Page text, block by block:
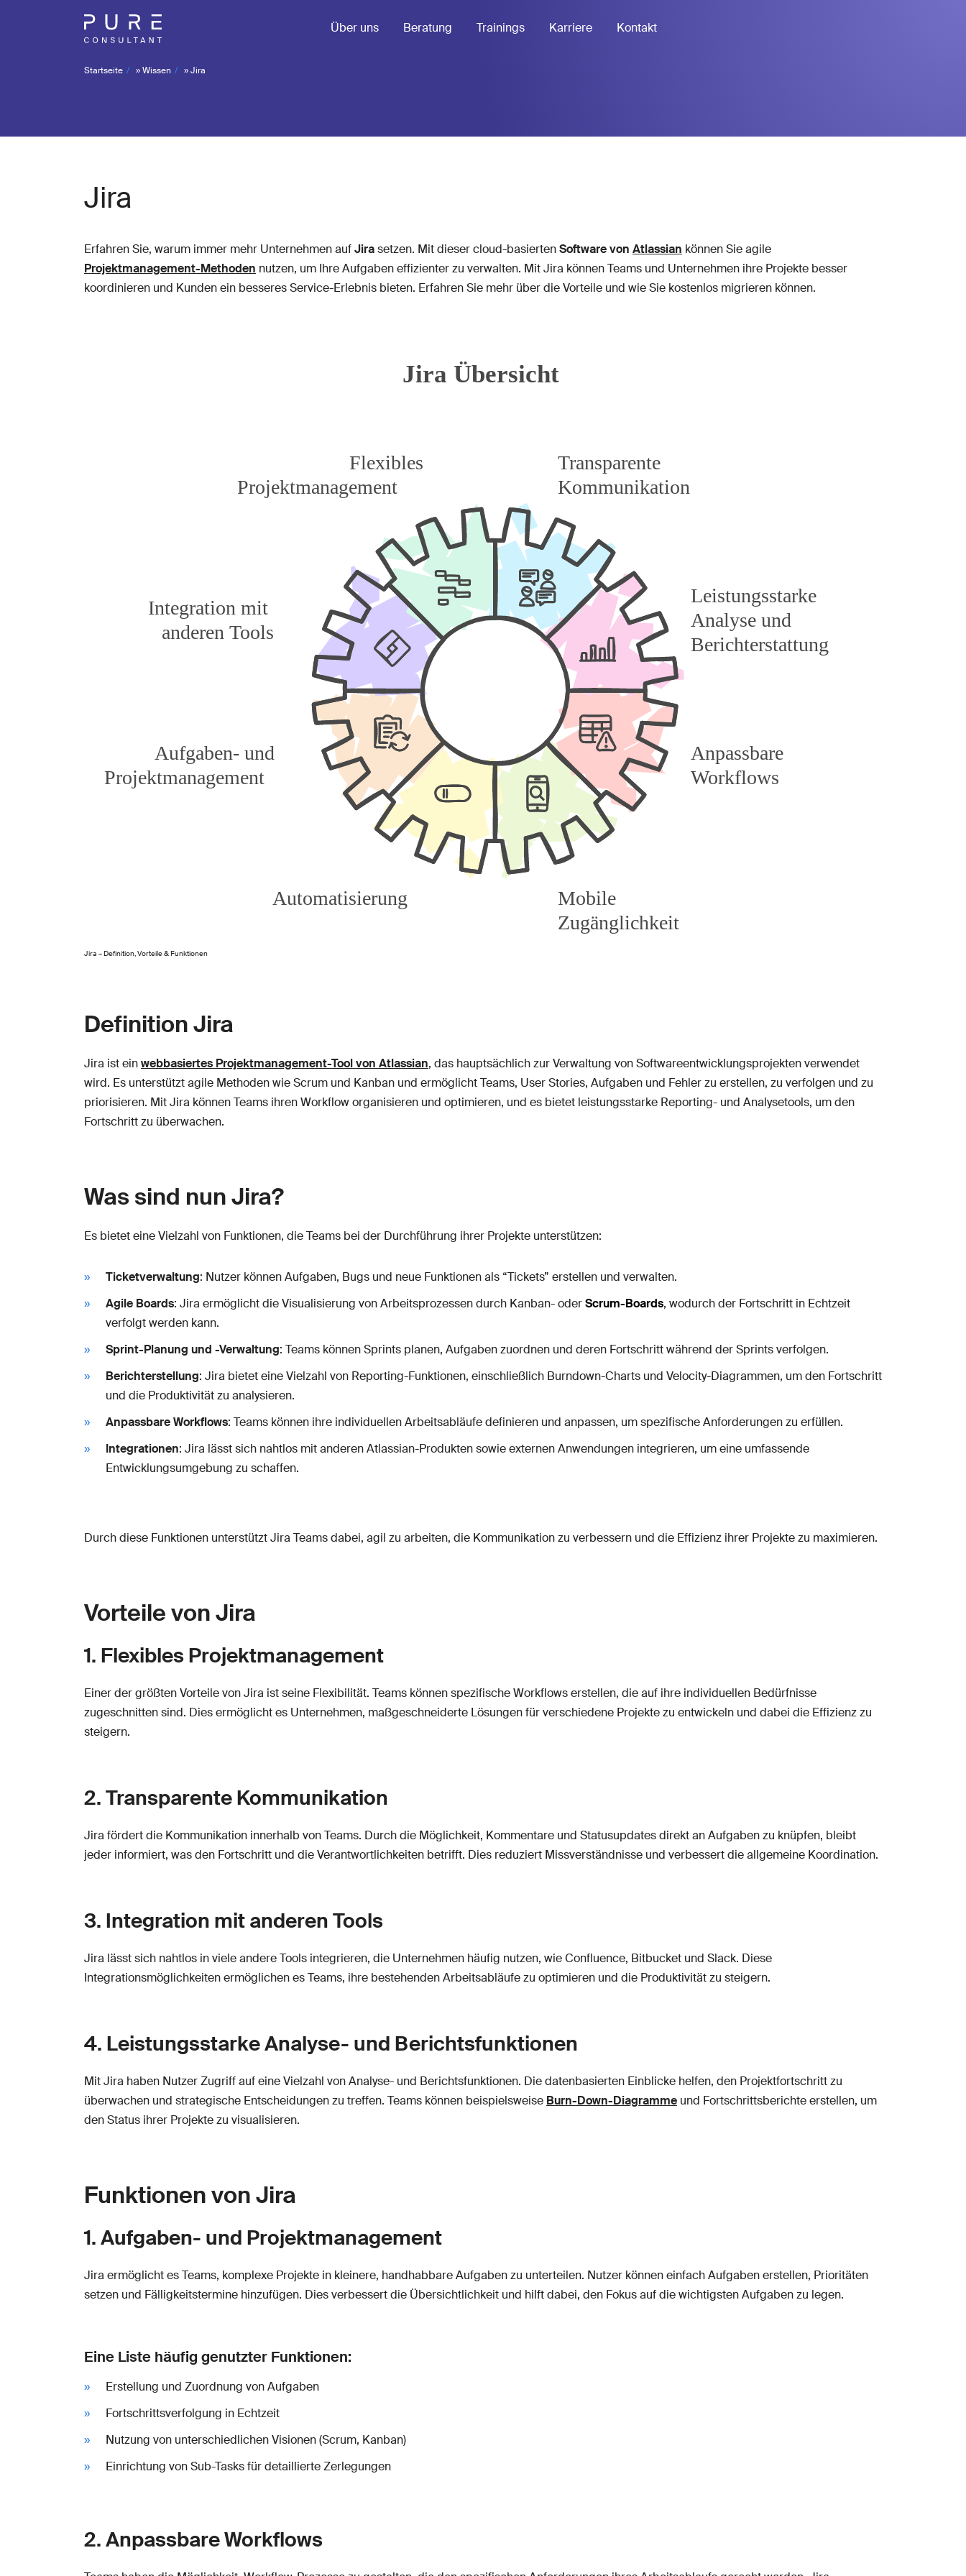
Über uns Beratung Trainings Karriere Kontakt
Startseite »Wissen »Jira
Jira
Erfahren Sie, warum immer mehr Unternehmen aufJirasetzen. Mit dieser cloud-basiertenSoftware von Atlassian können Sie agile
Projektmanagement-Methoden nutzen, um Ihre Aufgaben effizienter zu verwalten. Mit Jira können Teams und Unternehmen ihre Projekte besser
koordinieren und Kunden ein besseres Service-Erlebnis bieten. Erfahren Sie mehr über die Vorteile und wie Sie kostenlos migrieren können.
Jira – Definition, Vorteile & Funktionen
Definition Jira
Jira ist einwebbasiertes Projektmanagement-Tool von Atlassian, das hauptsächlich zur Verwaltung von Softwareentwicklungsprojekten verwendet
wird. Es unterstützt agile Methoden wie Scrum und Kanban und ermöglicht Teams, User Stories, Aufgaben und Fehler zu erstellen, zu verfolgen und zu
priorisieren. Mit Jira können Teams ihren Workflow organisieren und optimieren, und es bietet leistungsstarke Reporting- und Analysetools, um den
Fortschritt zu überwachen.
Was sind nun Jira?
Es bietet eine Vielzahl von Funktionen, die Teams bei der Durchführung ihrer Projekte unterstützen:
Ticketverwaltung: Nutzer können Aufgaben, Bugs und neue Funktionen als “Tickets” erstellen und verwalten.
Agile Boards: Jira ermöglicht die Visualisierung von Arbeitsprozessen durch Kanban- oderScrum-Boards, wodurch der Fortschritt in Echtzeit
verfolgt werden kann.
Sprint-Planung und -Verwaltung: Teams können Sprints planen, Aufgaben zuordnen und deren Fortschritt während der Sprints verfolgen.
Berichterstellung: Jira bietet eine Vielzahl von Reporting-Funktionen, einschließlich Burndown-Charts und Velocity-Diagrammen, um den Fortschritt
und die Produktivität zu analysieren.
Anpassbare Workflows: Teams können ihre individuellen Arbeitsabläufe definieren und anpassen, um spezifische Anforderungen zu erfüllen.
Integrationen: Jira lässt sich nahtlos mit anderen Atlassian-Produkten sowie externen Anwendungen integrieren, um eine umfassende
Entwicklungsumgebung zu schaffen.
Durch diese Funktionen unterstützt Jira Teams dabei, agil zu arbeiten, die Kommunikation zu verbessern und die Effizienz ihrer Projekte zu maximieren.
Vorteile von Jira
1. Flexibles Projektmanagement
Einer der größten Vorteile von Jira ist seine Flexibilität. Teams können spezifische Workflows erstellen, die auf ihre individuellen Bedürfnisse
zugeschnitten sind. Dies ermöglicht es Unternehmen, maßgeschneiderte Lösungen für verschiedene Projekte zu entwickeln und dabei die Effizienz zu
steigern.
2. Transparente Kommunikation
Jira fördert die Kommunikation innerhalb von Teams. Durch die Möglichkeit, Kommentare und Statusupdates direkt an Aufgaben zu knüpfen, bleibt
jeder informiert, was den Fortschritt und die Verantwortlichkeiten betrifft. Dies reduziert Missverständnisse und verbessert die allgemeine Koordination.
3. Integration mit anderen Tools
Jira lässt sich nahtlos in viele andere Tools integrieren, die Unternehmen häufig nutzen, wie Confluence, Bitbucket und Slack. Diese
Integrationsmöglichkeiten ermöglichen es Teams, ihre bestehenden Arbeitsabläufe zu optimieren und die Produktivität zu steigern.
4. Leistungsstarke Analyse- und Berichtsfunktionen
Mit Jira haben Nutzer Zugriff auf eine Vielzahl von Analyse- und Berichtsfunktionen. Die datenbasierten Einblicke helfen, den Projektfortschritt zu
überwachen und strategische Entscheidungen zu treffen. Teams können beispielsweise Burn-Down-Diagramme und Fortschrittsberichte erstellen, um
den Status ihrer Projekte zu visualisieren.
Funktionen von Jira
1. Aufgaben- und Projektmanagement
Jira ermöglicht es Teams, komplexe Projekte in kleinere, handhabbare Aufgaben zu unterteilen. Nutzer können einfach Aufgaben erstellen, Prioritäten
setzen und Fälligkeitstermine hinzufügen. Dies verbessert die Übersichtlichkeit und hilft dabei, den Fokus auf die wichtigsten Aufgaben zu legen.
Eine Liste häufig genutzter Funktionen:
Erstellung und Zuordnung von Aufgaben
Fortschrittsverfolgung in Echtzeit
Nutzung von unterschiedlichen Visionen (Scrum, Kanban)
Einrichtung von Sub-Tasks für detaillierte Zerlegungen
2. Anpassbare Workflows